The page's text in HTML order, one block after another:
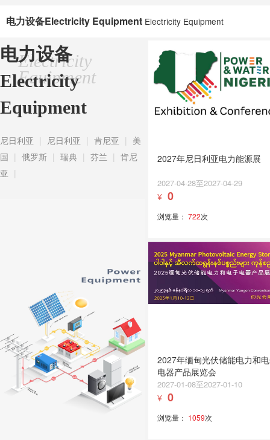
电力设备Electricity Equipment Electricity Equipment
电力设备
Electricity
Equipment
Electricity
Equipment
尼日利亚 | 尼日利亚 | 肯尼亚 | 美
国 | 俄罗斯 | 瑞典 | 芬兰 | 肯尼
亚 |
2027年尼日利亚电力能源展
2027-04-28至2027-04-29
¥ 0
浏览量： 722次
2027年缅甸光伏储能电力和
电器产品展览会
2027-01-08至2027-01-10
¥ 0
浏览量： 1059次